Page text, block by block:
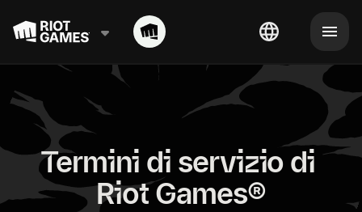
Termini di servizio di
Riot Games®